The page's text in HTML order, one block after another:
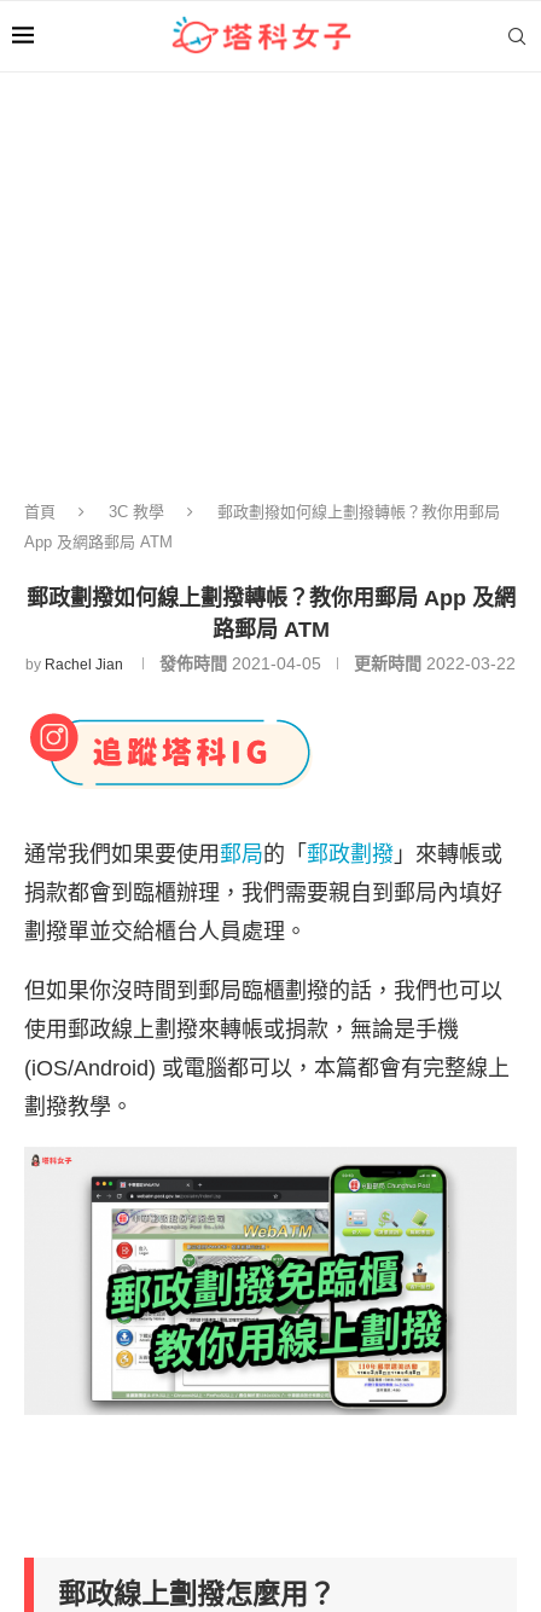
首頁 3C 教學
郵政劃撥如何線上劃撥轉帳？教你用郵局
App 及網路郵局 ATM
郵政劃撥如何線上劃撥轉帳？教你用郵局 App 及網
路郵局 ATM
by Rachel Jian 發佈時間 2021-04-05 更新時間 2022-03-22
通常我們如果要使用 郵局的「 郵政劃撥 」來轉帳或
捐款都會到臨櫃辦理，我們需要親自到郵局內填好
劃撥單並交給櫃台人員處理。
但如果你沒時間到郵局臨櫃劃撥的話，我們也可以
使用郵政線上劃撥來轉帳或捐款，無論是手機
(iOS/Android) 或電腦都可以，本篇都會有完整線上
劃撥教學。
郵政線上劃撥怎麼用？